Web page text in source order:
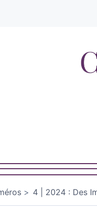
4 | 2024 : Des